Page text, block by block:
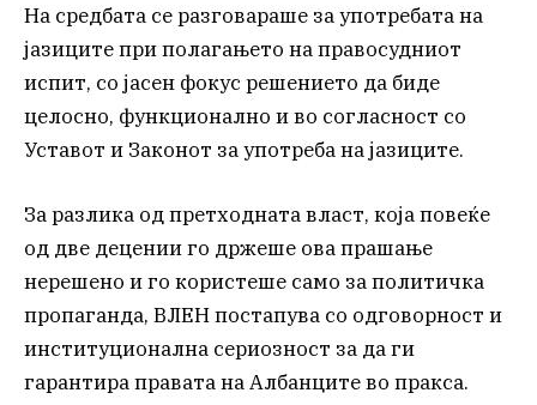
На средбата се разговараше за употребата на
јазиците при полагањето на правосудниот
испит, со јасен фокус решението да биде
целосно, функционално и во согласност со
Уставот и Законот за употреба на јазиците.
За разлика од претходната власт, која повеќе
од две децении го држеше ова прашање
нерешено и го користеше само за политичка
пропаганда, ВЛЕН постапува со одговорност и
институционална сериозност за да ги
гарантира правата на Албанците во пракса.